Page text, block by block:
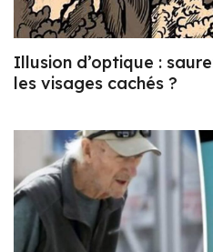
Illusion d’optique :
les visages cachés ?